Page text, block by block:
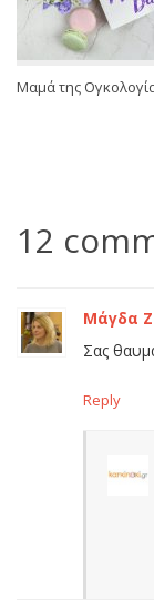
Μαμά της
12
Μάγδα
Σας
Reply